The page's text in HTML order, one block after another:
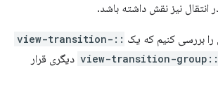
نیز نقش داشته باشد.
را بررسی کنیم که یک
::view-transition-
::view-transition-group
دیگری قرار